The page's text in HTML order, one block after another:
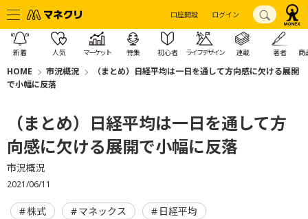
口座開設 ログイン
新着 人気 マーケット 特集 初心者 ライフデザイン 連載 著者 商
HOME 市況概況
（まとめ）日経平均は一日を通して方向感に欠ける展開
で小幅に反落
（まとめ）日経平均は一日を通して方
向感に欠ける展開で小幅に反落
市況概況
2021/06/11
株式 マネックス 日経平均